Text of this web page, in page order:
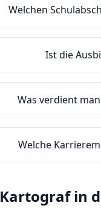
Welchen
Ist die
Was verdient
Welche
Kartografin